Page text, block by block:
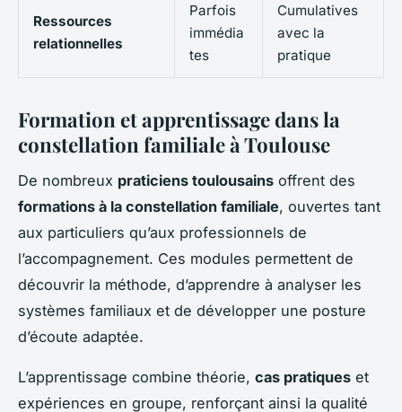
Ressources
relationnelles
Parfois
immédia
tes
Cumulatives
avec la
pratique
Formation et apprentissage dans la
constellation familiale à Toulouse
De nombreux praticiens toulousains offrent des
formations à la constellation familiale, ouvertes tant
aux particuliers qu’aux professionnels de
l’accompagnement. Ces modules permettent de
découvrir la méthode, d’apprendre à analyser les
systèmes familiaux et de développer une posture
d’écoute adaptée.
L’apprentissage combine théorie, cas pratiques et
expériences en groupe, renforçant ainsi la qualité